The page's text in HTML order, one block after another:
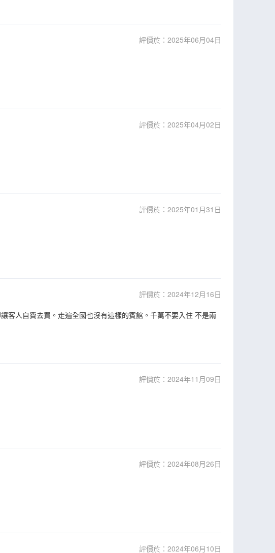
評價於：2025年06月04日
評價於：2025年04月02日
評價於：2025年01月31日
評價於：2024年12月16日
客人自費去買。走遍全國也沒有這樣的賓館。千萬不要入住 不是兩
評價於：2024年11月09日
評價於：2024年08月26日
評價於：2024年06月10日